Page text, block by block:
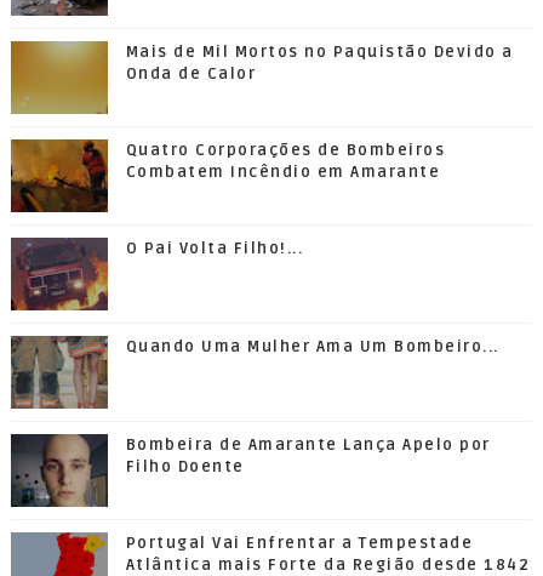
Mais de Mil Mortos no Paquistão Devido a
Onda de Calor
Quatro Corporações de Bombeiros
Combatem Incêndio em Amarante
O Pai Volta Filho!...
Quando Uma Mulher Ama Um Bombeiro...
Bombeira de Amarante Lança Apelo por
Filho Doente
Portugal Vai Enfrentar a Tempestade
Atlântica mais Forte da Região desde 1842